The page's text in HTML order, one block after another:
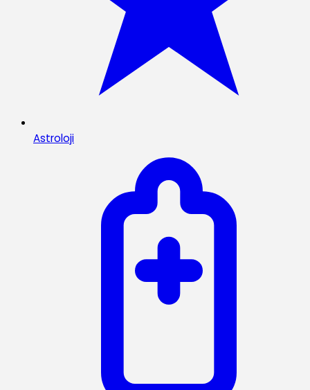
Astroloji